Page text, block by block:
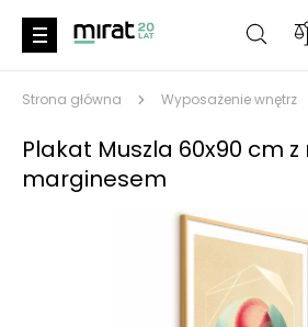
Strona główna Wyposażenie wnętrz
Plakat Muszla 60x90 cm z
marginesem